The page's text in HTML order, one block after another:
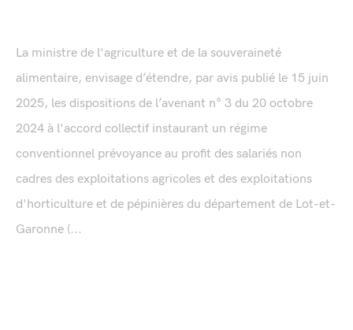
La ministre de l'agriculture et de la souveraineté
alimentaire, envisage d’étendre, par avis publié le 15 juin
2025, les dispositions de l’avenant n° 3 du 20 octobre
2024 à l'accord collectif instaurant un régime
conventionnel prévoyance au profit des salariés non
cadres des exploitations agricoles et des exploitations
d'horticulture et de pépinières du département de Lot-et-
Garonne (...